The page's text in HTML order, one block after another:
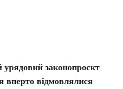
урядовий законопроєкт
вперто відмовлялися